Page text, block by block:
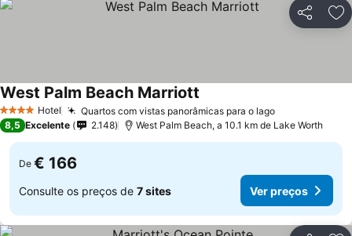
Partilhar
4 EstrelasHotel Quartos com vistas panorâmicas para o lagoVer preços
West Palm Beach Marriott
8,5 Excelente 2.148 West Palm Beach, a 10.1 km de Lake Worth
De € 166
Consulte os preços de 7 sites Ver preços